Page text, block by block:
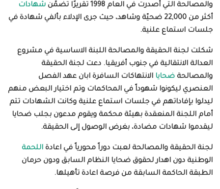
والمصالحة التي أصدرت في العام 1998 تقريرًا تضمّن
شهادات
أكثر من 22,000 ضحيّة وشاهد، حيث جرى الإدلاء بألفي شهادة في
جلسات استماع علنية.
شكلت لجنة الحقيقة والمصالحة اللبنة الاساسية في مشروع
العدالة الانتقالية في جنوب أفريقيا. دعت لجنة الحقيقة
والمصالحة ضحايا الانتهاكات السافرة ابان عهد الفصل
العنصري ليكونوا شهوداً في المحاكمات وتم اختيار البعض منهم
ليدلوا بإفاداتهم في جلسات استماع علنية وكانت الشهادات تتم
أمام اللجنة المنعقدة بهيئة محكمة ويقوم مدعون بجلب ضحايا
ليقدموا شهادات مضادة، بغرض الوصول إلى الحقيقة.
لجنة الحقيقة والمصالحة لعبت دوراً محورياً في اعادة اللحمة
الوطنية دون اهدار لحقوق ضحايا النظام السابق ودون حرمان
الطبقة الحاكمة السابقة من فرصة اعادة تأهيلها.